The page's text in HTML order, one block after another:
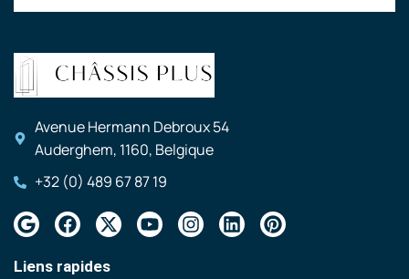
Avenue Hermann Debroux 54
Auderghem, 1160, Belgique
+32 (0) 489 67 87 19
Liens rapides